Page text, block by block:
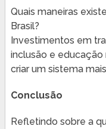
Quais maneiras
Brasil?
Investimentos em
inclusão e educação
criar um sistema
Conclusão
Refletindo sobre a